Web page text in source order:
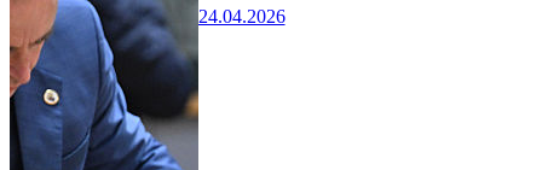
24.04.2026